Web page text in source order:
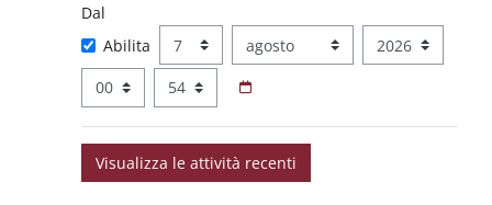
Dal
DalAbilita Giorno Anno
Ora Minuto